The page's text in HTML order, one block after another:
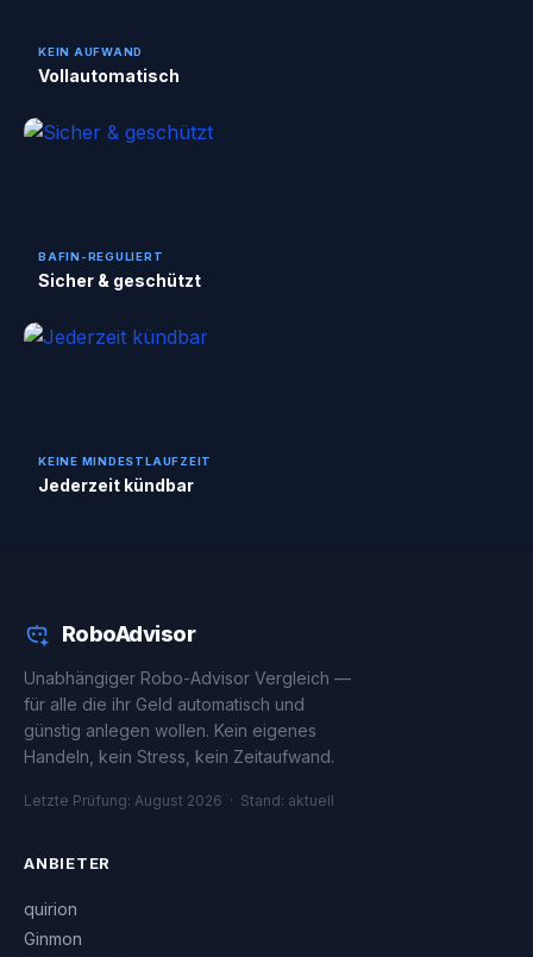
KEIN AUFWAND
Vollautomatisch
BAFIN-REGULIERT
Sicher & geschützt
KEINE MINDESTLAUFZEIT
Jederzeit kündbar
RoboAdvisor
Unabhängiger Robo-Advisor Vergleich —
für alle die ihr Geld automatisch und
günstig anlegen wollen. Kein eigenes
Handeln, kein Stress, kein Zeitaufwand.
Letzte Prüfung: August 2026 · Stand: aktuell
ANBIETER
quirion
Ginmon